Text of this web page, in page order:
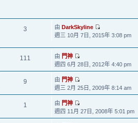
3 由DarkSkyline
週三 10月 7日, 2015年 3:08 pm
111 由 門神
週四 6月 28日, 2012年 4:40 pm
9 由 門神
週三 2月 25日, 2009年 8:14 am
1 由 門神
週四 11月 27日, 2008年 5:01 pm